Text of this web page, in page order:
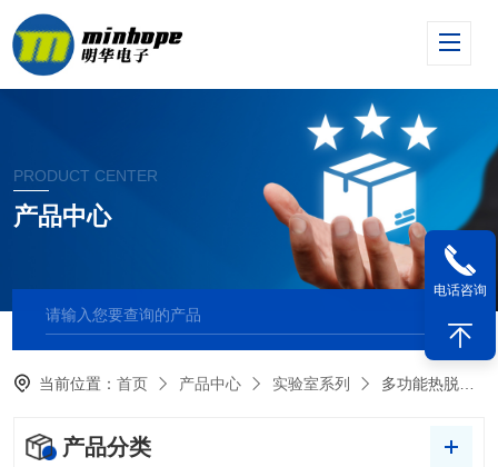
PRODUCT CENTER
产品中心
当前位置：首页 产品中心 实验室系列 多功能热脱附管老化仪
产品分类
电话咨询